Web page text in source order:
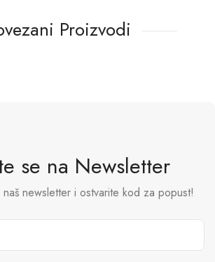
Proizvodi
se na Newsletter
newsletter i ostvarite kod za popust!